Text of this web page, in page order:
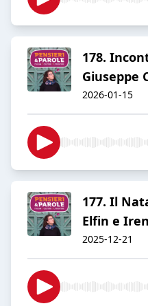
178.
Giuseppe
2026-01-15
177. Il
Elfin e
2025-12-21